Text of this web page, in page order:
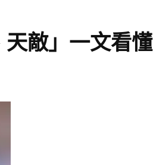
敵」一文看懂